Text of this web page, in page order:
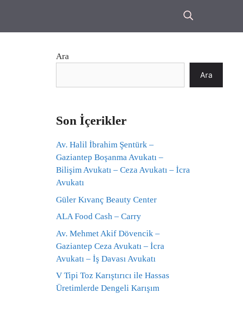
Ara
Ara
Son İçerikler
Av. Halil İbrahim Şentürk –
Gaziantep Boşanma Avukatı –
Bilişim Avukatı – Ceza Avukatı – İcra
Avukatı
Güler Kıvanç Beauty Center
ALA Food Cash – Carry
Av. Mehmet Akif Dövencik –
Gaziantep Ceza Avukatı – İcra
Avukatı – İş Davası Avukatı
V Tipi Toz Karıştırıcı ile Hassas
Üretimlerde Dengeli Karışım